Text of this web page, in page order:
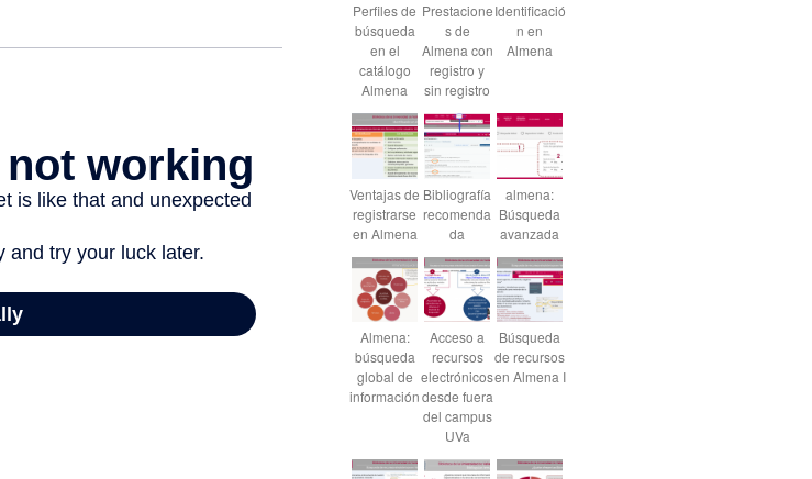
Perfiles de
búsqueda
en el
catálogo
Almena
Prestacione
s de
Almena con
registro y
sin registro
Identificació
n en
Almena
Ventajas de
registrarse
en Almena
Bibliografía
recomenda
da
almena:
Búsqueda
avanzada
Almena:
búsqueda
global de
información
Acceso a
recursos
electrónicos
desde fuera
del campus
UVa
Búsqueda
de recursos
en Almena I